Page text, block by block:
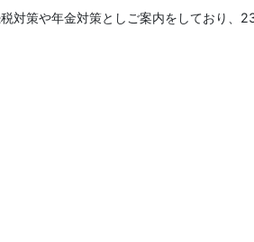
対策や年金対策としご案内をしており、